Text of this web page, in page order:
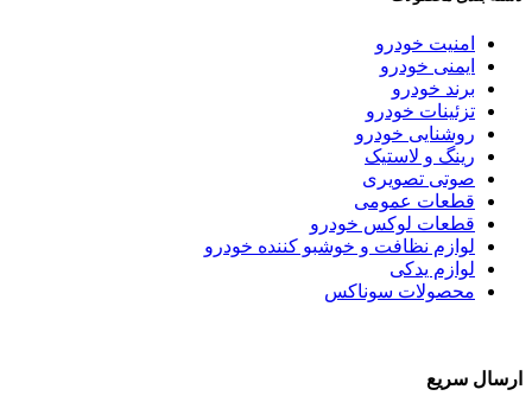
امنیت خودرو
ایمنی خودرو
برند خودرو
تزئینات خودرو
روشنایی خودرو
رینگ و لاستیک
صوتی تصویری
قطعات عمومی
قطعات لوکس خودرو
لوازم نظافت و خوشبو کننده خودرو
لوازم یدکی
محصولات سوناکس
ارسال سریع